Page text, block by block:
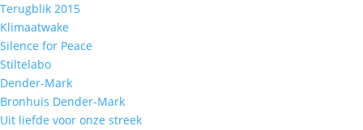
Terugblik 2015
Klimaatwake
Silence for Peace
Stiltelabo
Dender-Mark
Bronhuis Dender-Mark
Uit liefde voor onze streek